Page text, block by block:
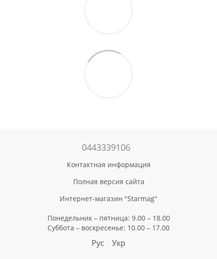
0443339106
Контактная информация
Полная версия сайта
Интернет-магазин "Starmag"
Понедельник – пятница: 9.00 – 18.00
Суббота – воскресенье: 10.00 – 17.00
Рус Укр